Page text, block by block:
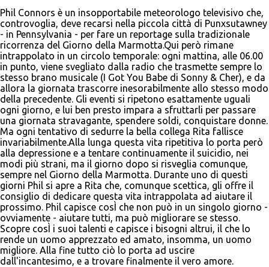
Phil Connors è un insopportabile meteorologo televisivo che,
controvoglia, deve recarsi nella piccola città di Punxsutawney
- in Pennsylvania - per fare un reportage sulla tradizionale
ricorrenza del Giorno della Marmotta.Qui però rimane
intrappolato in un circolo temporale: ogni mattina, alle 06.00
in punto, viene svegliato dalla radio che trasmette sempre lo
stesso brano musicale (I Got You Babe di Sonny & Cher), e da
allora la giornata trascorre inesorabilmente allo stesso modo
della precedente. Gli eventi si ripetono esattamente uguali
ogni giorno, e lui ben presto impara a sfruttarli per passare
una giornata stravagante, spendere soldi, conquistare donne.
Ma ogni tentativo di sedurre la bella collega Rita fallisce
invariabilmente.Alla lunga questa vita ripetitiva lo porta però
alla depressione e a tentare continuamente il suicidio, nei
modi più strani, ma il giorno dopo si risveglia comunque,
sempre nel Giorno della Marmotta. Durante uno di questi
giorni Phil si apre a Rita che, comunque scettica, gli offre il
consiglio di dedicare questa vita intrappolata ad aiutare il
prossimo. Phil capisce cosÌ che non può in un singolo giorno -
ovviamente - aiutare tutti, ma può migliorare se stesso.
Scopre cosÌ i suoi talenti e capisce i bisogni altrui, il che lo
rende un uomo apprezzato ed amato, insomma, un uomo
migliore. Alla fine tutto ciò lo porta ad uscire
dall'incantesimo, e a trovare finalmente il vero amore.